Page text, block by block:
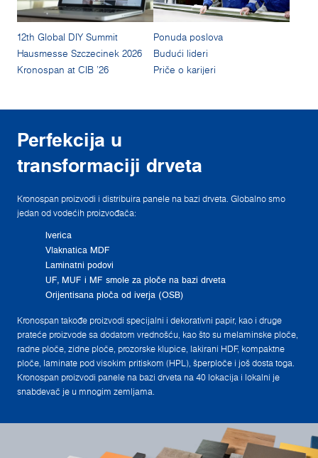
12th Global DIY Summit
Hausmesse Szczecinek 2026
Kronospan at CIB '26
Ponuda poslova
Budući lideri
Priče o karijeri
Perfekcija u
transformaciji drveta
Kronospan proizvodi i distribuira panele na bazi drveta. Globalno smo
jedan od vodećih proizvođača:
Iverica
Vlaknatica MDF
Laminatni podovi
UF, MUF i MF smole za ploče na bazi drveta
Orijentisana ploča od iverja (OSB)
Kronospan takođe proizvodi specijalni i dekorativni papir, kao i druge
prateće proizvode sa dodatom vrednošću, kao što su melaminske ploče,
radne ploče, zidne ploče, prozorske klupice, lakirani HDF, kompaktne
ploče, laminate pod visokim pritiskom (HPL), šperploče i još dosta toga.
Kronospan proizvodi panele na bazi drveta na 40 lokacija i lokalni je
snabdevač je u mnogim zemljama.